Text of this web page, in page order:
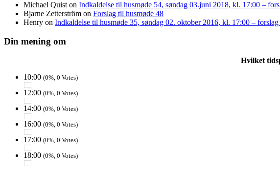
Michael Quist on Indkaldelse til husmøde 54, søndag 03.juni 2018, kl. 17:00 –
Bjarne Zetterström on Forslag til husmøde 48
Henry on Indkaldelse til husmøde 35, søndag 02. oktober 2016, kl. 17:00 – forslag
Din mening om
Hvilket
10:00 (0%, 0 Votes)
12:00 (0%, 0 Votes)
14:00 (0%, 0 Votes)
16:00 (0%, 0 Votes)
17:00 (0%, 0 Votes)
18:00 (0%, 0 Votes)